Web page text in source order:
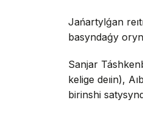
Jańartylǵan
basyndaǵy
Sanjar
kelige deıin),
birinshi